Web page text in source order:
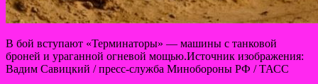
В бой вступают «Терминаторы» — машины с танковой
броней и ураганной огневой мощью.Источник изображения:
Вадим Савицкий / пресс-служба Минобороны РФ / ТАСС